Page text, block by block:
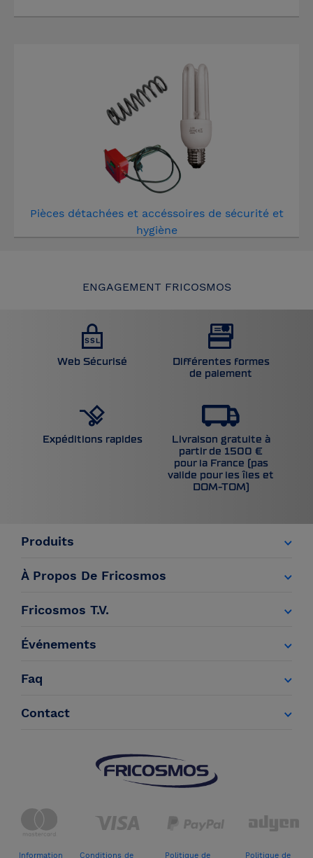
Pièces détachées et accéssoires de sécurité et
hygiène
ENGAGEMENT FRICOSMOS
Web Sécurisé
Différentes formes
de paiement
Expéditions rapides
Livraison gratuite à
partir de 1500 €
pour la France (pas
valide pour les îles et
DOM-TOM)
Produits
À Propos De Fricosmos
Fricosmos T.V.
Événements
Faq
Contact
Information Conditions de Politique de Politique de